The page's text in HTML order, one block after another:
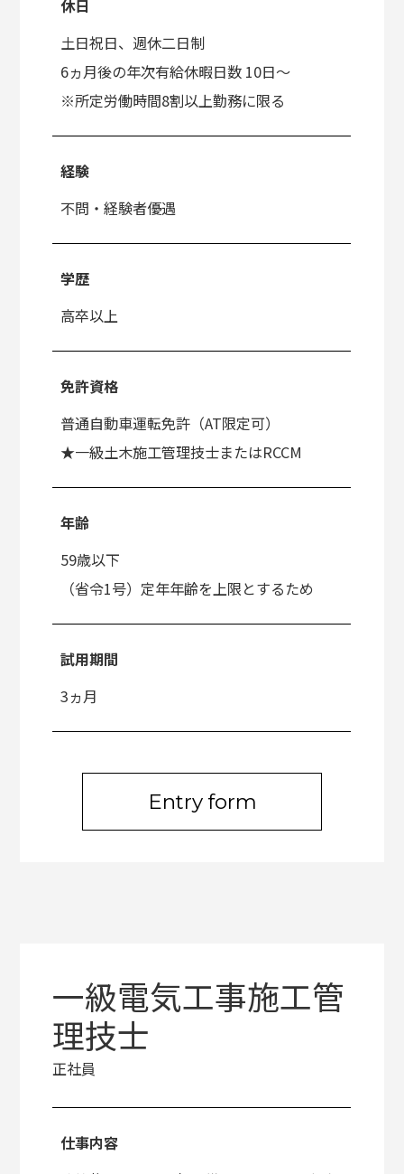
休日
土日祝日、週休二日制
6ヵ月後の年次有給休暇日数 10日～
※所定労働時間8割以上勤務に限る
経験
不問・経験者優遇
学歴
高卒以上
免許資格
普通自動車運転免許（AT限定可）
★一級土木施工管理技士またはRCCM
年齢
59歳以下
（省令1号）定年年齢を上限とするため
試用期間
3ヵ月
Entry form
一級電気工事施工管
理技士
正社員
仕事内容